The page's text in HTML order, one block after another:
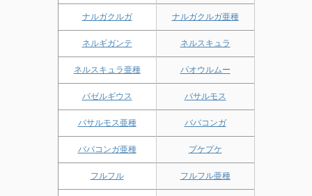
ナルガクルガ ナルガクルガ亜種
ネルギガンテ ネルスキュラ
ネルスキュラ亜種 パオウルムー
バゼルギウス バサルモス
バサルモス亜種 ババコンガ
ババコンガ亜種 プケプケ
フルフル フルフル亜種